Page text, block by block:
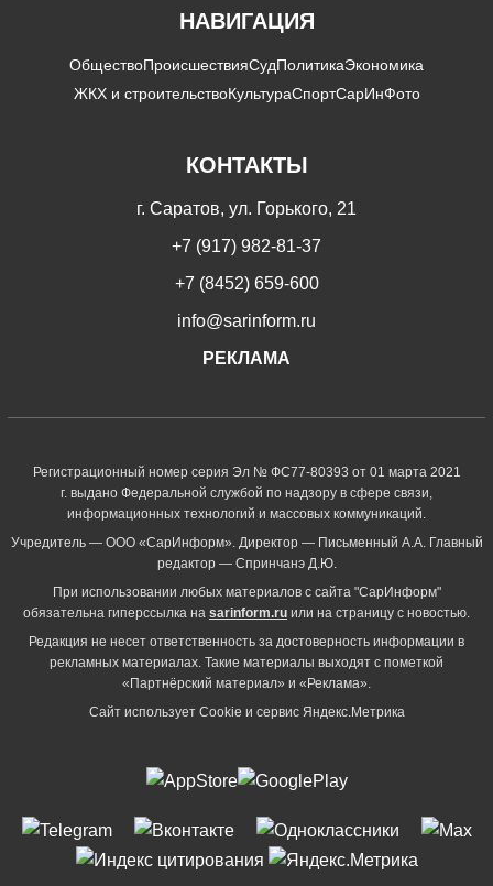
НАВИГАЦИЯ
ОбществоПроисшествияСудПолитикаЭкономика
ЖКХ и строительствоКультураСпортСарИнФото
КОНТАКТЫ
г. Саратов, ул. Горького, 21
+7 (917) 982-81-37
+7 (8452) 659-600
info@sarinform.ru
РЕКЛАМА
Регистрационный номер серия Эл № ФС77-80393 от 01 марта 2021
г. выдано Федеральной службой по надзору в сфере связи,
информационных технологий и массовых коммуникаций.
Учредитель — ООО «СарИнформ». Директор — Письменный А.А. Главный
редактор — Спринчанэ Д.Ю.
При использовании любых материалов с сайта "СарИнформ"
обязательна гиперссылка на sarinform.ru или на страницу с новостью.
Редакция не несет ответственность за достоверность информации в
рекламных материалах. Такие материалы выходят с пометкой
«Партнёрский материал» и «Реклама».
Сайт использует Cookie и сервиc Яндекс.Метрика